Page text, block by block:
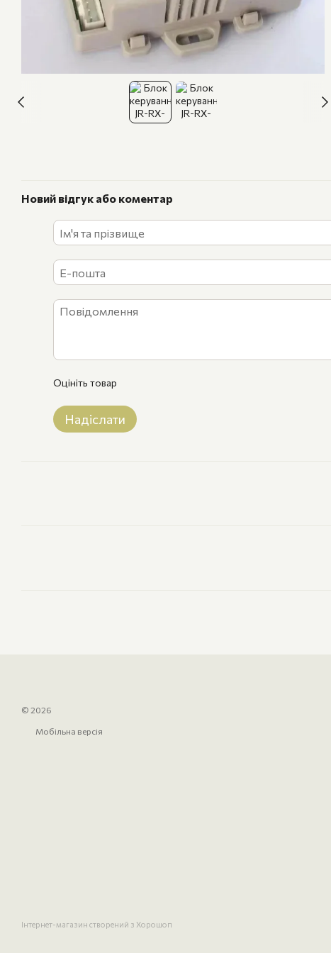
Новий відгук або коментар
Оцініть товар
Надіслати
© 2026
Мобільна версія
Інтернет-магазин створений з Хорошоп